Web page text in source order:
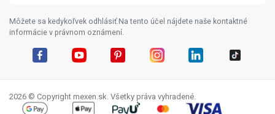
Môžete sa kedykoľvek odhlásiť.Na tento účel nájdete naše kontaktné
informácie v právnom oznámení.
2026 © Copyright mexen.sk. Všetky práva vyhradené.